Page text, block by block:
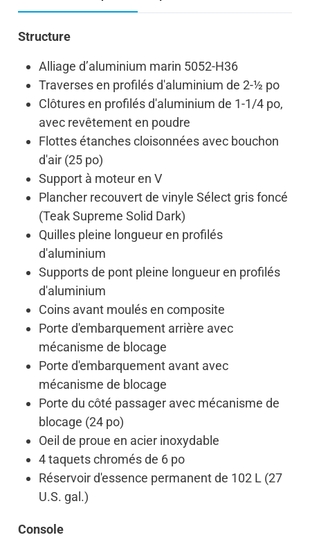
Structure
Alliage d’aluminium marin 5052-H36
Traverses en profilés d'aluminium de 2-½ po
Clôtures en profilés d'aluminium de 1-1/4 po,
avec revêtement en poudre
Flottes étanches cloisonnées avec bouchon
d'air (25 po)
Support à moteur en V
Plancher recouvert de vinyle Sélect gris foncé
(Teak Supreme Solid Dark)
Quilles pleine longueur en profilés
d'aluminium
Supports de pont pleine longueur en profilés
d'aluminium
Coins avant moulés en composite
Porte d'embarquement arrière avec
mécanisme de blocage
Porte d'embarquement avant avec
mécanisme de blocage
Porte du côté passager avec mécanisme de
blocage (24 po)
Oeil de proue en acier inoxydable
4 taquets chromés de 6 po
Réservoir d'essence permanent de 102 L (27
U.S. gal.)
Console